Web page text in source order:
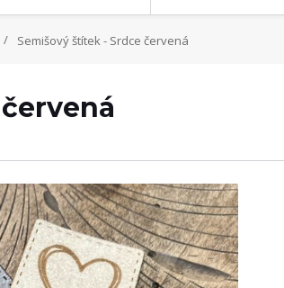
Semišový štítek - Srdce červená